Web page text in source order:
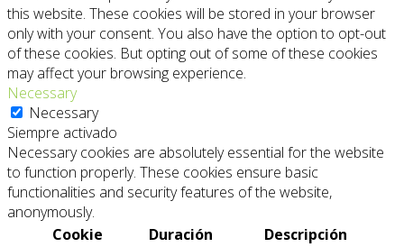
this website. These cookies will be stored in your browser
only with your consent. You also have the option to opt-out
of these cookies. But opting out of some of these cookies
may affect your browsing experience.
Necessary
Necessary
Siempre activado
Necessary cookies are absolutely essential for the website
to function properly. These cookies ensure basic
functionalities and security features of the website,
anonymously.
Cookie
Duración Descripción